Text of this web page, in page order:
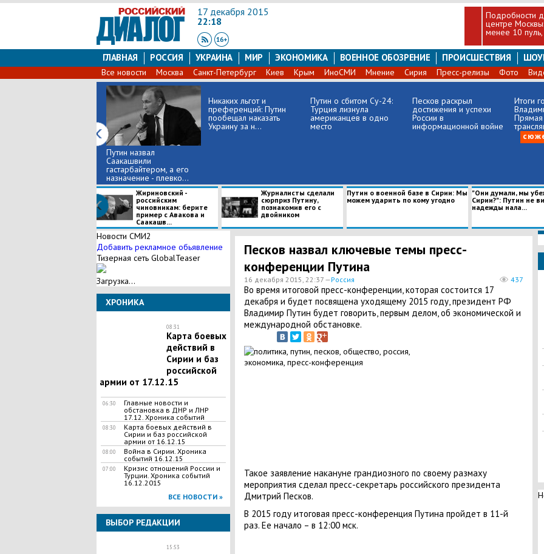
17 декабря 2015
22:18
Подробности
центре
менее 10
ГЛАВНАЯ РОССИЯ УКРАИНА МИР ЭКОНОМИКА ВОЕННОЕ ОБОЗРЕНИЕ ПРОИСШЕСТВИЯ
Все новости Москва Санкт-Петербург Киев Крым ИноСМИ Мнение Сирия Пресс-релизы Фото
Путин назвал
Саакашвили
гастарбайтером, а его
назначение - плевко...
Никаких льгот и
преференций: Путин
пообещал наказать
Украину за н...
Путин о сбитом Су-24:
Турция лизнула
американцев в одно
место
Песков раскрыл
достижения и успехи
России в
информационной войне
Итоги
Жириновский -
российским
чиновникам: берите
пример с Авакова и
Саакашв...
Журналисты сделали
сюрприз Путину,
познакомив его с
двойником
Путин о военной базе в Сирии: Мы
можем ударить по кому угодно
"Они думали, мы
Сирии?": Путин не
надежды нала...
Новости СМИ2
Добавить рекламное обьявление
Тизерная сеть GlobalTeaser
Загрузка...
ХРОНИКА
08:31
Карта боевых
действий в
Сирии и баз
российской
армии от 17.12.15
06:30
Главные новости и
обстановка в ДНР и ЛНР
17.12. Хроника событий
08:30
Карта боевых действий в
Сирии и баз российской
армии от 16.12.15
08:00
Война в Сирии. Хроника
событий 16.12.15
07:00
Кризис отношений России и
Турции. Хроника событий
16.12.2015
ВСЕ НОВОСТИ »
ВЫБОР РЕДАКЦИИ
15:53
Песков назвал ключевые темы пресс-
конференции Путина
16 декабря 2015, 22:37 —Россия 437
Во время итоговой пресс-конференции, которая состоится 17
декабря и будет посвящена уходящему 2015 году, президент РФ
Владимир Путин будет говорить, первым делом, об экономической и
международной обстановке.
Такое заявление накануне грандиозного по своему размаху
мероприятия сделал пресс-секретарь российского президента
Дмитрий Песков.
В 2015 году итоговая пресс-конференция Путина пройдет в 11-й
раз. Ее начало – в 12:00 мск.